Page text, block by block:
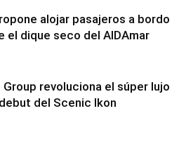
alojar pasajeros a bordo
el dique seco del AIDAmar
revoluciona el súper lujo
del Scenic Ikon